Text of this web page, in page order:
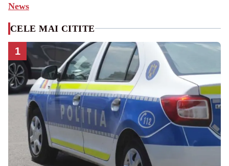
News
CELE MAI CITITE
1